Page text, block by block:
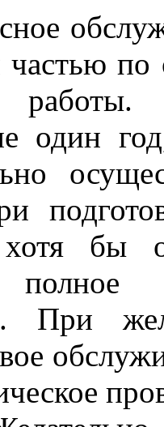
частью по
один
бы
полное
При